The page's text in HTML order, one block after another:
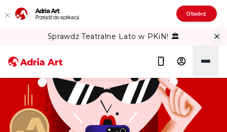
Adria Art
Przejdź do aplikacji Otwórz
Sprawdź Teatralne Lato w PKiN! 🏛️
Szukaj